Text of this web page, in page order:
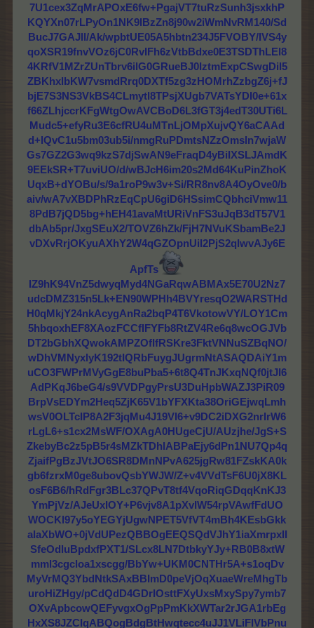
7U1cex3ZqMrAPOxE6fw+PgajVT7tuRzSunh3jsxkhP
KQYXn07rLPyOn1NK9lBzZn8j90w2iWmNvRM140/Sd
BucJ7GAJll/Ak/wpbtUE05A5hbtn234J5FVOBY/IVS4y
qoXSR19fnvVOz6jC0RvIFh6zVtbBdxe0E3TSDThLEl8
4KRfV1MZrZUnTbrv6ilG0GRueBJ0IztmExpCSwgDil5
ZBKhxlbKW7vsmdRrq0DXTf5zg3zHOMrhZzbgZ6j+fJ
bjE7S3NS3VkBS4CLmytl8TPsjXUgb7VATsYDI0e+61x
f66ZLhjccrKFgWtgOwAVCBoD6L3fGT3j4edT30UTi6L
Mudc5+efyRu3E6cfRU4uMTnLjOMpXujvQY6aCAAd
d+lQvC1u5bm03ub5i/nmgRuPDmtsNZzOmsln7wjaW
Gs7GZ2G3wq9kzS7djSwAN9eFraqD4yBiIXSLJAmdK
9EEkSR+T7uviUO/d/wBJcH6im20s2Md64KuPinZhoK
UqxB+dYOBu/s/9a1roP9w3v+Si/RR8nv8A4OyOve0/b
aiv/wA7vXBDPhRzEqCpU6giD6HSsimCQbhciVmw11
8PdB7jQD5bg+hEH41avaMtURiVnFS3uJqB3dT57V1
dbAb5pr/JxgSEuX2/TOVZ6hZk/FjH7NVuKSbamBe2J
vDXvRrjOKyuAXhY2W4qGZOpnUiI2PjS2qlwvAJy6E
ApfTs
IZ9hK94VnZ5dwyqMyd4NGaRqwABMAx5E70U2Nz7
udcDMZ315n5Lk+EN90WPHh4BVYresqO2WARSTHd
H0qMkjY24nkAcygAnRa2bqP4T6VkotowVY/LOY1Cm
5hbqoxhEF8XAozFCCfIFYFb8RtZV4Re6q8wcOGJVb
DT2bGbhXQwokAMPZOfIfRSKre3FktVNNuSZBqNO/
wDhVMNyxlyK192tIQRbFuygJUgrmNtASAQDAiY1m
uCO3FWPrMVyGgE8buPba5+6t8Q4TnJKxqNQf0jtJI6
AdPKqJ6beG4/s9VVDPgyPrsU3DuHpbWAZJ3PiR09
BrpVsEDYm2Heq5ZjK65V1bYFXKta38OriGEjwqLmh
wsV0OLTcIP8A2F3jqMu4J19VI6+v9DC2iDXG2nrIrW6
rLgL6+s1cx2MsWF/OXAgA0HUgeCjU/AUzjhe/JgS+S
ZkebyBc2z5pB5r4sMZkTDhlABPaEjy6dPn1NU7Qp4q
ZjaifPgBzJVtJO6SR8DMnNPvA625jgRw81FZskKA0k
gb6fzrxM0ge8ubovQsbYWJW/Z+v4VVdTsF6U0jX8KL
osF6B6/hRdFgr3BLc37QPvT8tf4VqoRiqGDqqKnKJ3
YmPjVz/AJeUxIOY+P6vjv8A1pXvIW54rpVAwfFdUO
WOCKl97y5oYEGYjUgwNPET5VfVT4mBh4KEsbGkk
alaXbWO+0jVdUPezQBBOgEEQSQdVJhY1iaXmrpxII
SfeOdluBpdxfPXT1/SLcx8LN7DtbkyYJy+RB0B8xtW
mml3cgcloa1xscgg/BbYw+UKM0CNTHr5A+s1oqDv
MyVrMQ3YbdNtkSAxBBImD0peVjOqXuaeWreMhgTb
uroHiZHgy/pCdQdD4GDrIOsttFXyUxsMxySpy7ymb7
OXvApbcowQEFyvgxOgPpPmKkXWTar2rJGA1rbEg
HxXS8JZCIqABQogBdgBtHwqtecc4uJJ1VLiFlVbPnu